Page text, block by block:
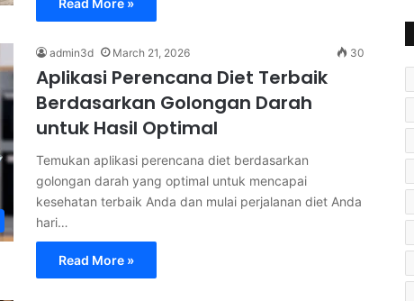
Read More »
admin3d March 21, 2026 30
Aplikasi Perencana Diet Terbaik
Berdasarkan Golongan Darah
untuk Hasil Optimal
Temukan aplikasi perencana diet berdasarkan
golongan darah yang optimal untuk mencapai
kesehatan terbaik Anda dan mulai perjalanan diet Anda
hari…
Read More »